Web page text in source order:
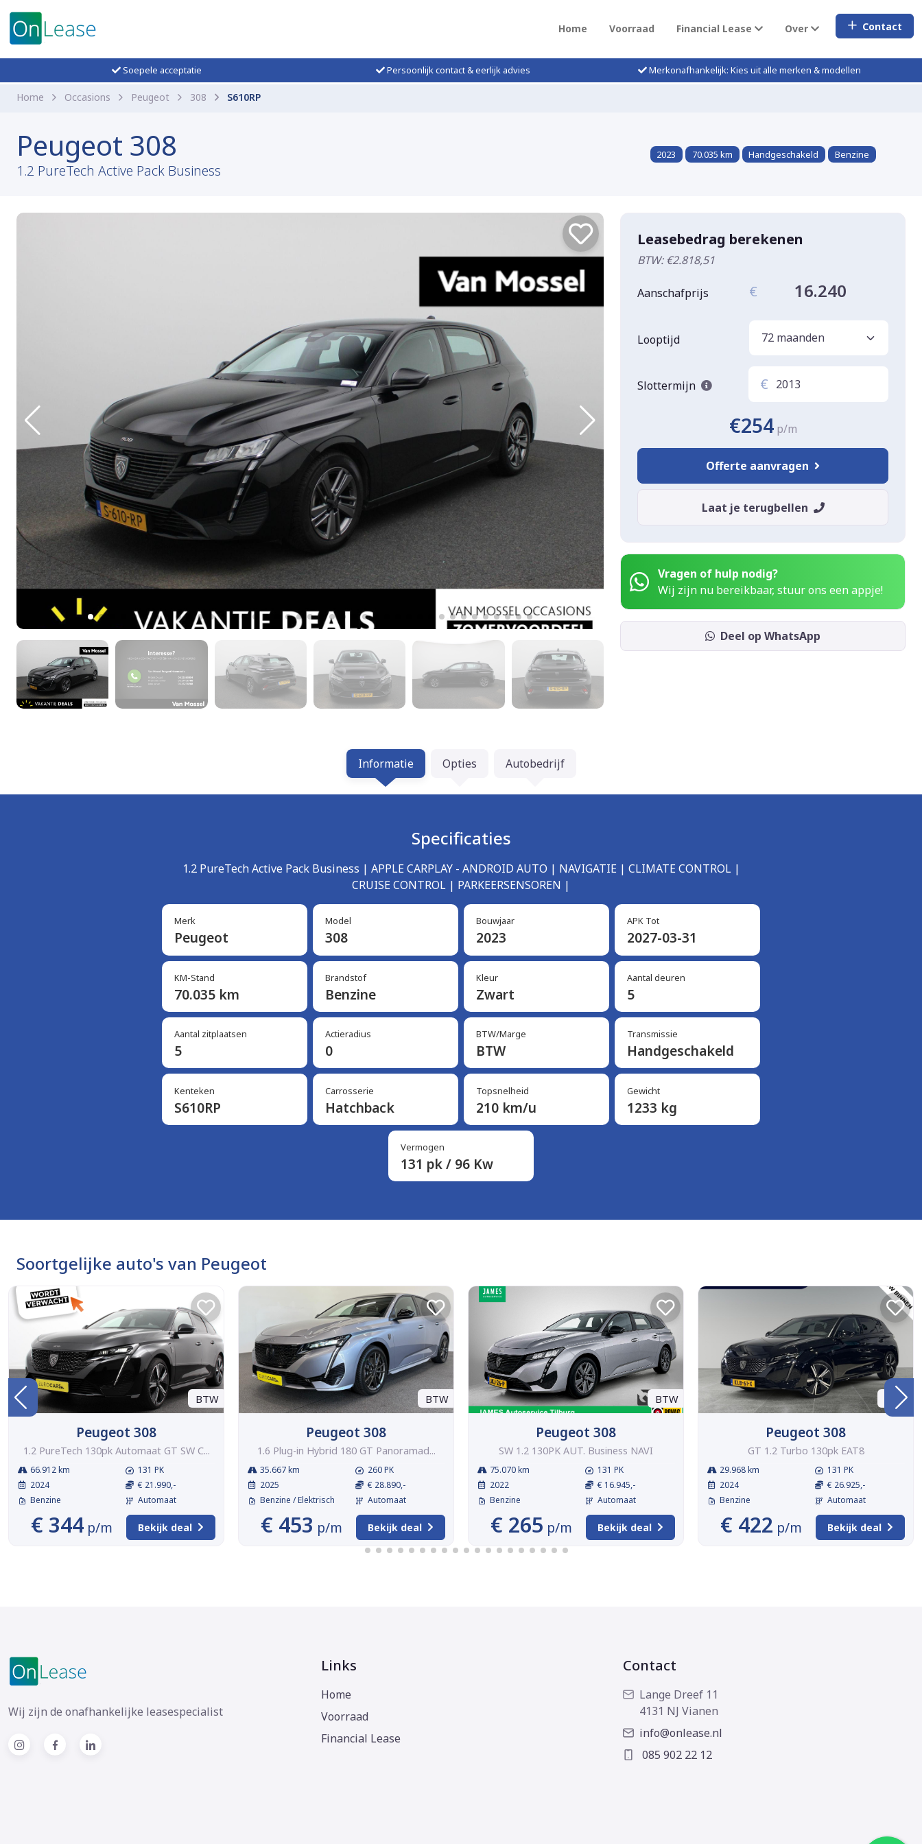
Home Voorraad Financial Lease Over Contact
Soepele acceptatie Persoonlijk contact & eerlijk advies Merkonafhankelijk: Kies uit alle merken & modellen
Home Occasions Peugeot 308 S610RP
Peugeot 308
1.2 PureTech Active Pack Business
2023 70.035 km Handgeschakeld Benzine
Leasebedrag berekenen
BTW: €2.818,51
Aanschafprijs € 16.240
Looptijd
Slottermijn €
€254 p/m
Offerte aanvragen
Laat je terugbellen
Vragen of hulp nodig?
Wij zijn nu bereikbaar, stuur ons een appje!
Deel op WhatsApp
Informatie Opties Autobedrijf
Specificaties
1.2 PureTech Active Pack Business | APPLE CARPLAY - ANDROID AUTO | NAVIGATIE | CLIMATE CONTROL |
CRUISE CONTROL | PARKEERSENSOREN |
Merk
Peugeot
Model
308
Bouwjaar
2023
APK Tot
2027-03-31
KM-Stand
70.035 km
Brandstof
Benzine
Kleur
Zwart
Aantal deuren
5
Aantal zitplaatsen
5
Actieradius
0
BTW/Marge
BTW
Transmissie
Handgeschakeld
Kenteken
S610RP
Carrosserie
Hatchback
Topsnelheid
210 km/u
Gewicht
1233 kg
Vermogen
131 pk / 96 Kw
Soortgelijke auto's van Peugeot
BTW
Peugeot 308
1.2 PureTech 130pk Automaat GT SW C...
66.912 km
2024
Benzine
131 PK
€ 21.990,-
Automaat
€ 344 p/m Bekijk deal
BTW
Peugeot 308
1.6 Plug-in Hybrid 180 GT Panoramad...
35.667 km
2025
Benzine / Elektrisch
260 PK
€ 28.890,-
Automaat
€ 453 p/m Bekijk deal
BTW
Peugeot 308
SW 1.2 130PK AUT. Business NAVI
75.070 km
2022
Benzine
131 PK
€ 16.945,-
Automaat
€ 265 p/m Bekijk deal
BTW
Peugeot 308
GT 1.2 Turbo 130pk EAT8
29.968 km
2024
Benzine
131 PK
€ 26.925,-
Automaat
€ 422 p/m Bekijk deal
Wij zijn de onafhankelijke leasespecialist
Links
Home
Voorraad
Financial Lease
Contact
Lange Dreef 11
4131 NJ Vianen
info@onlease.nl
085 902 22 12